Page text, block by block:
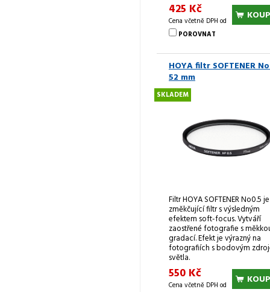
425 Kč
Cena včetně DPH od
POROVNAT
HOYA filtr SOFTENER
52 mm
SKLADEM
Filtr HOYA SOFTENER No0.5 je
změkčující filtr s výsledným
efektem soft-focus. Vytváří
zaostřené fotografie s
gradací. Efekt je výrazný na
fotografiích s bodovým
světla.
550 Kč
Cena včetně DPH od